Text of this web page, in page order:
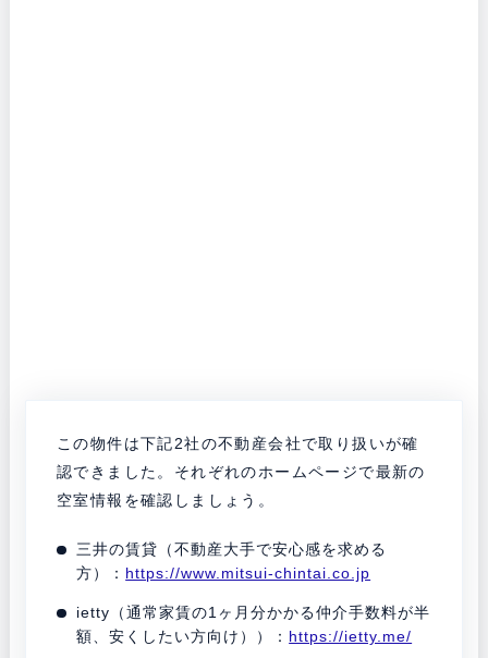
この物件は下記2社の不動産会社で取り扱いが確
認できました。それぞれのホームページで最新の
空室情報を確認しましょう。
三井の賃貸（不動産大手で安心感を求める
方）： https://www.mitsui-chintai.co.jp
ietty（通常家賃の1ヶ月分かかる仲介手数料が半
額、安くしたい方向け））： https://ietty.me/